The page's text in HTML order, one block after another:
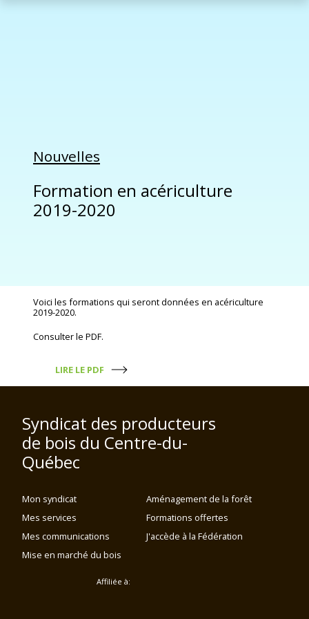
Nouvelles
Formation en acériculture
2019-2020
Voici les formations qui seront données en acériculture
2019-2020.
Consulter le PDF.
LIRE LE PDF
Syndicat des producteurs
de bois du Centre-du-
Québec
Mon syndicat
Mes services
Mes communications
Mise en marché du bois
Aménagement de la forêt
Formations offertes
J'accède à la Fédération
Affiliée à: